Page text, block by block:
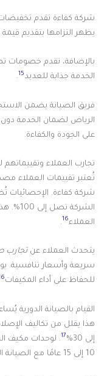
يظهر التزامها بتقديم قيمة
الخدمة جذابة للعديد15
.
فريق الصيانة يضمن
الرياض لضمان الخدمة
على الجودة والكفاءة.
تجارب العملاء
تُعتبر تقييمات العملاء
شركة كفاءة. الإحصائيات
الشركة
العملاء16
.
يتحدث العملاء عنتجارب
سريعة وأسعار تنافسية.
للحفاظ على أداء المكيفات
القيام بالصيانة الدورية
هذا يقلل من تكاليف
إلى 30%
17. لوحدات مكيف
10 إلى 15 عامًا مع الصيانة الجيدة